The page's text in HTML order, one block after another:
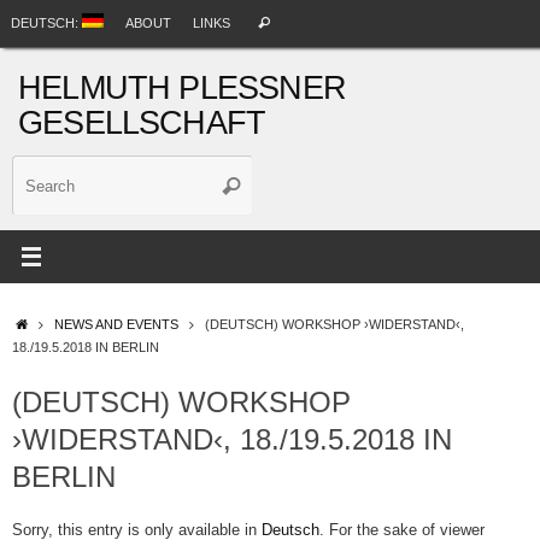
DEUTSCH: ABOUT LINKS Search
HELMUTH PLESSNER
GESELLSCHAFT
Search
HOMENEWS AND EVENTS
(DEUTSCH) WORKSHOP ›WIDERSTAND‹,
18./19.5.2018 IN BERLIN
(DEUTSCH) WORKSHOP
›WIDERSTAND‹, 18./19.5.2018 IN
BERLIN
Sorry, this entry is only available in Deutsch. For the sake of viewer